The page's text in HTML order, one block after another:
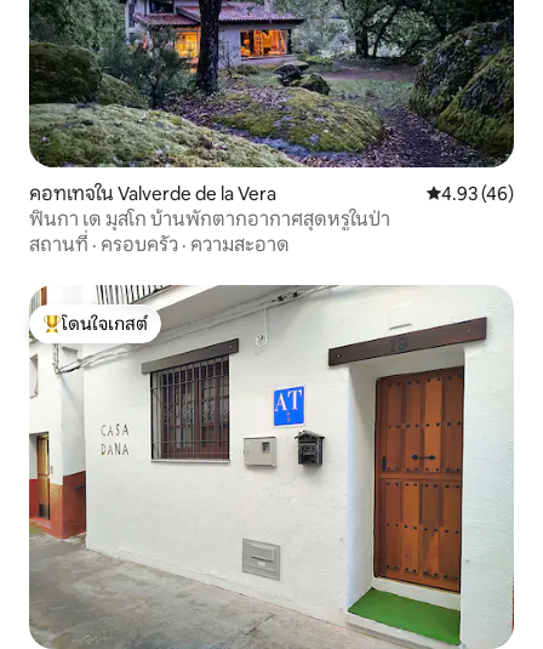
คอทเทจใน Valverde de la Vera คะแนนเฉลี่ย
4.93 (46)
ฟินกา เด มุสโก บ้านพักตากอากาศสุดหรูในป่า
สถานที่ · ครอบครัว · ความสะอาด
โดนใจเกสต์ที่สุด
โดนใจเกสต์